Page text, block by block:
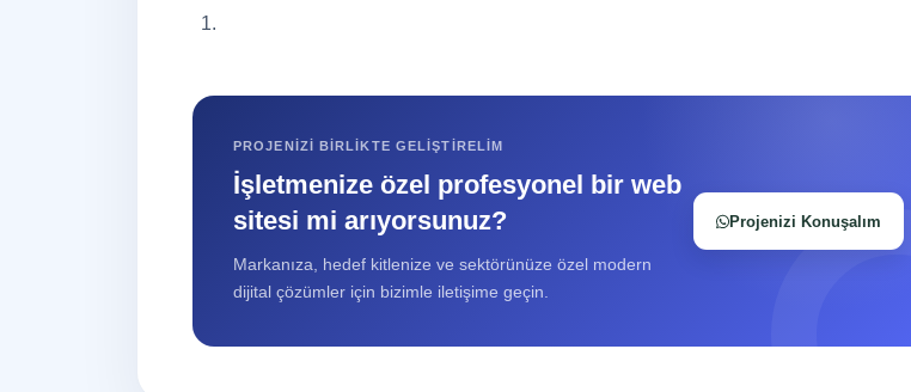
PROJENIZI BIRLIKTE GELIŞTIRELIM
İşletmenize özel profesyonel bir web
sitesi mi arıyorsunuz?
Markanıza, hedef kitlenize ve sektörünüze özel modern
dijital çözümler için bizimle iletişime geçin.
Projenizi Konuşalım